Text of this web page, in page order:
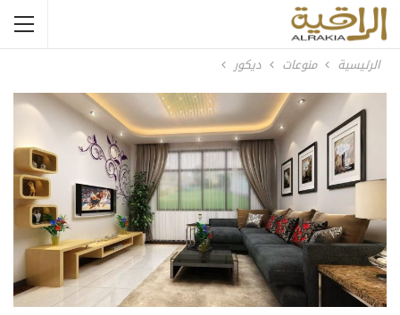
الرئيسية منوعات ديكور